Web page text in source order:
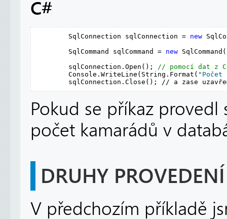
C#
        SqlConnection sqlConnection =
new
        SqlCommand sqlCommand =
new SqlCommand(
        sqlConnection.Open();
// pomocí dat z
        Console.WriteLine(String.Format(
"Počet
sqlConnection.Close(); // a zase
Pokud se příkaz provedl
počet kamarádů v
DRUHY
V předchozím příkladě